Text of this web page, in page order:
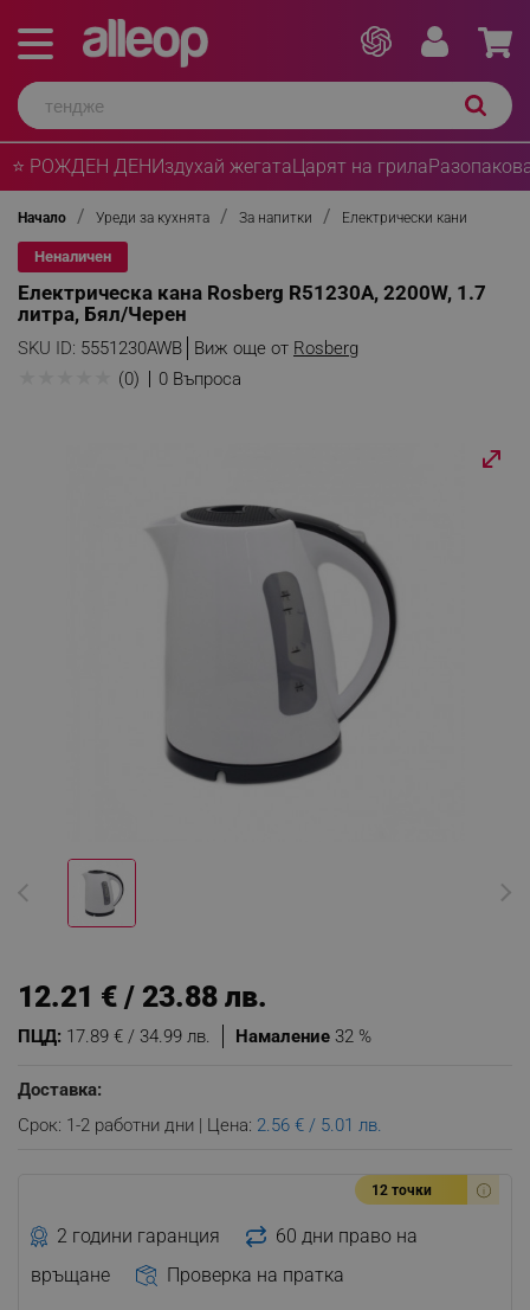
⭐ РОЖДЕН ДЕНИздухай жегатаЦарят на грила
Начало Уреди за кухнята За напитки Електрически кани
Неналичен
Електрическа кана Rosberg R51230A, 2200W, 1.7
литра, Бял/Черен
SKU ID: 5551230AWB Виж още от Rosberg
(0) 0 Въпроса
Намаление 32 %
ПЦД: 17.89 € / 34.99 лв.
12.21 € / 23.88 лв.
Доставка:
Срок: 1-2 работни дни | Цена: 2.56 € / 5.01 лв.
12 точки
2 години гаранция
60 дни право на
връщане
Проверка на пратка